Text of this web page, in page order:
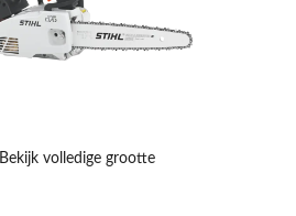
Bekijk volledige grootte